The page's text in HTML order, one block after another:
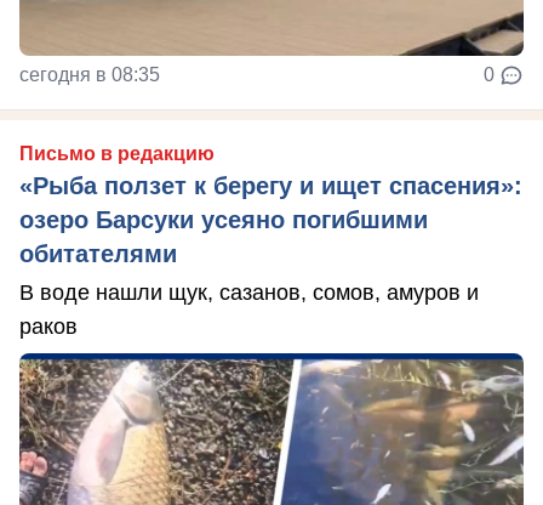
сегодня в 08:35 0
Письмо в редакцию
«Рыба ползет к берегу и ищет спасения»:
озеро Барсуки усеяно погибшими
обитателями
В воде нашли щук, сазанов, сомов, амуров и
раков